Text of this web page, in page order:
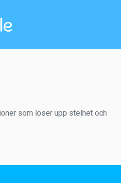
som löser upp stelhet och